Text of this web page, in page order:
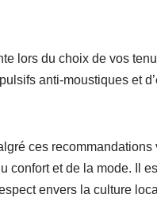
lors du choix de vos
anti-moustiques et
ces
confort et de la mode. Il
envers la culture